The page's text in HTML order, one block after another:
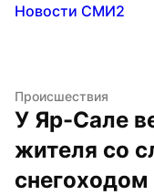
Новости СМИ2
Происшествия
У Яр-Сале
жителя со
снегоходом